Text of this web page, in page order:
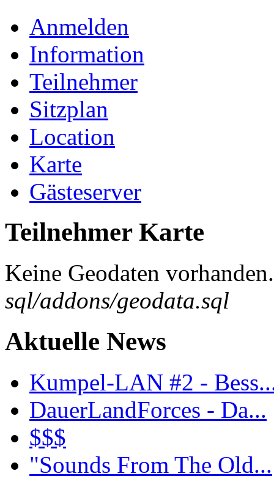
Anmelden
Information
Teilnehmer
Sitzplan
Location
Karte
Gästeserver
Teilnehmer Karte
Keine Geodaten
sql/addons/geodata.sql
Aktuelle News
Kumpel-LAN #2 -
DauerLandForces - Da...
$$$
"Sounds From The Old...